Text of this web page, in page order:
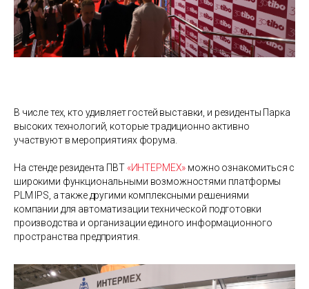
В числе тех, кто удивляет гостей выставки, и резиденты Парка
высоких технологий, которые традиционно активно
участвуют в мероприятиях форума.
На стенде резидента ПВТ «ИНТЕРМЕХ» можно ознакомиться с
широкими функциональными возможностями платформы
PLM IPS, а также другими комплексными решениями
компании для автоматизации технической подготовки
производства и организации единого информационного
пространства предприятия.